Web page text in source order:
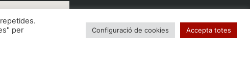
per
Configuració de cookies Accepta totes